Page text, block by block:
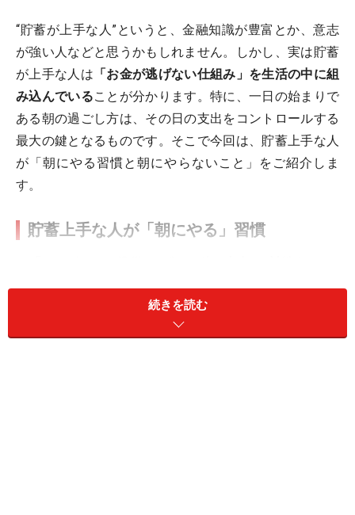
“貯蓄が上手な人”というと、金融知識が豊富とか、意志
が強い人などと思うかもしれません。しかし、実は貯蓄
が上手な人は 「お金が逃げない仕組み」を生活の中に組
み込んでいることが分かります。特に、一日の始まりで
ある朝の過ごし方は、その日の支出をコントロールする
最大の鍵となるものです。そこで今回は、貯蓄上手な人
が「朝にやる習慣と朝にやらないこと」をご紹介しま
す。
貯蓄上手な人が「朝にやる」習慣
貯蓄上手な人は、150円のペットボトル飲料を「たった
150円」とは考えません。週5日で通勤する場合、毎日続
ければ1カ月で約3000円、1年で3万6000円という大きな
続きを読む